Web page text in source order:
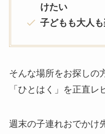
けたい
子どもも大人
そんな場所をお探しの
「ひとはく」を正直レ
週末の子連れおでかけ